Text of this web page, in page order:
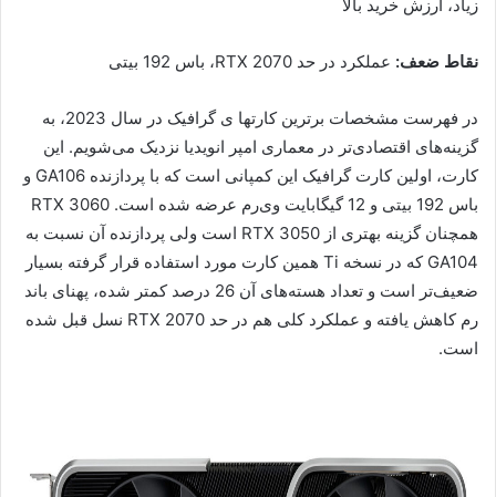
زیاد، ارزش خرید بالا
نقاط ضعف: عملکرد در حد RTX 2070، باس 192 بیتی
در فهرست مشخصات برترین کارتها ی گرافیک در سال 2023، به
گزینه‌های اقتصادی‌تر در معماری امپر انویدیا نزدیک می‌شویم. این
کارت، اولین کارت گرافیک این کمپانی است که با پردازنده GA106 و
باس 192 بیتی و 12 گیگابایت وی‌رم عرضه شده است. RTX 3060
همچنان گزینه بهتری از RTX 3050 است ولی پردازنده آن نسبت به
GA104 که در نسخه Ti همین کارت مورد استفاده قرار گرفته بسیار
ضعیف‌تر است و تعداد هسته‌های آن 26 درصد کمتر شده، پهنای باند
رم کاهش یافته و عملکرد کلی هم در حد RTX 2070 نسل قبل شده
است.